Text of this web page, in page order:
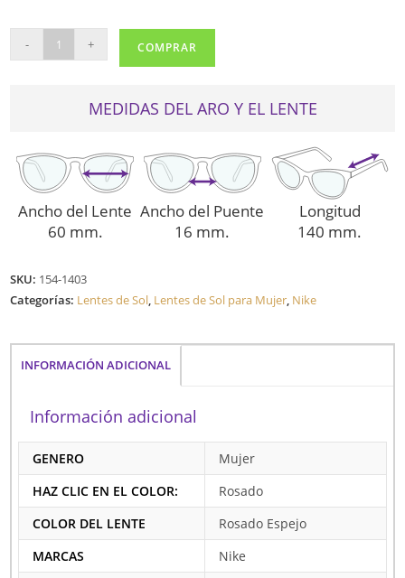
DE
DV2135
cantidad
- + COMPRAR
MEDIDAS DEL ARO Y EL LENTE
Ancho del Lente
60 mm.
Ancho del Puente
16 mm.
Longitud
140 mm.
SKU: 154-1403
Categorías: Lentes de Sol, Lentes de Sol para Mujer, Nike
INFORMACIÓN ADICIONAL
Información adicional
GENERO
Mujer
HAZ CLIC EN EL COLOR:
Rosado
COLOR DEL LENTE
Rosado Espejo
MARCAS
Nike